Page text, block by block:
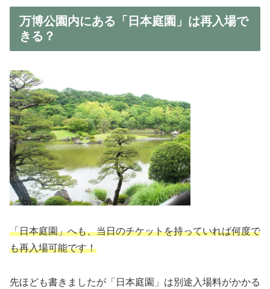
万博公園内にある「日本庭園」は再入場で
きる？
「日本庭園」へも、当日のチケットを持っていれば何度で
も再入場可能です！
先ほども書きましたが「日本庭園」は別途入場料がかかる